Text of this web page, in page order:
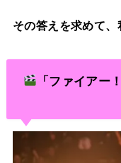
その答えを求めて、
「ファイア